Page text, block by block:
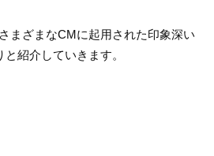
まざまなCMに起用された印象深い
紹介していきます。